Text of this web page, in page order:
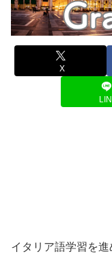
X
イタリア語学習を進